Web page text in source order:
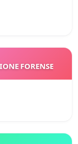
FORENSE